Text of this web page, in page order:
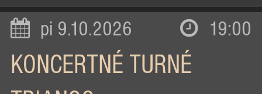
pi 9.10.2026 19:00
KONCERTNÉ TURNÉ